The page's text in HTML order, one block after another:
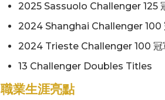
2025 Sassuolo Challenger 125
2024 Shanghai Challenger 100
2024 Trieste Challenger 100 冠
13 Challenger Doubles Titles
職業生涯亮點